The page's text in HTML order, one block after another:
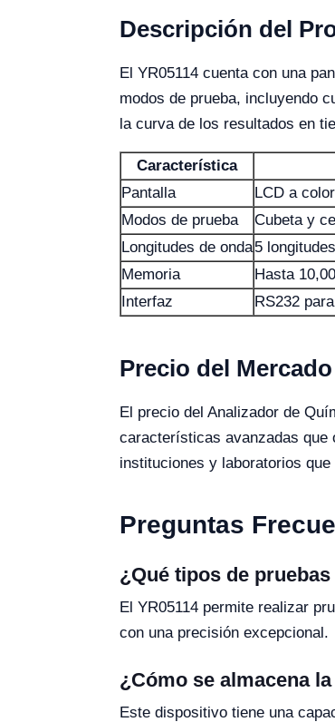
Descripción del
El YR05114 cuenta con una
modos de prueba, incluyendo
la curva de los resultados en
Característica
Pantalla
LCD a
Modos de prueba
Cubeta y
Longitudes de onda5
Memoria
Hasta
Interfaz
RS232
Precio del Mercado
El precio del Analizador de
características avanzadas que
instituciones y laboratorios
Preguntas
¿Qué tipos de
El YR05114 permite realizar
con una precisión excepcional.
¿Cómo se almacena
Este dispositivo tiene una